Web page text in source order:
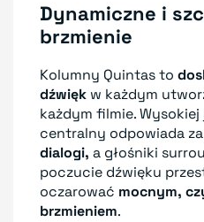
Dynamiczne i
brzmienie
Kolumny Quintas to
dźwięk w każdym
każdym filmie.
centralny odpowiada za
dialogi, a głośniki
poczucie dźwięku
oczarować mocnym,
brzmieniem.